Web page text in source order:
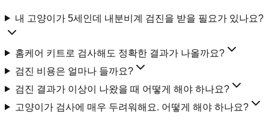
내 고양이가 5세인데 내분비계 검진을 받을 필요가 있나요?
홈케어 키트로 검사해도 정확한 결과가 나올까요?
검진 비용은 얼마나 들까요?
검진 결과가 이상이 나왔을 때 어떻게 해야 하나요?
고양이가 검사에 매우 두려워해요. 어떻게 해야 하나요?